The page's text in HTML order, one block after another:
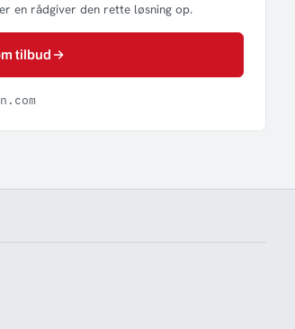
en rådgiver den rette løsning op.
tilbud